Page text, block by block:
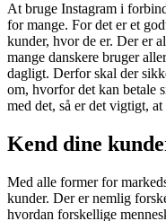
At bruge Instagram i
for mange. For det er et
kunder, hvor de er. Der er
mange danskere bruger
dagligt. Derfor skal der
om, hvorfor det kan betale
med det, så er det vigtigt,
Kend dine
Med alle former for
kunder. Der er nemlig
hvordan forskellige